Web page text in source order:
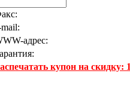
адрес:
купон на скидку: